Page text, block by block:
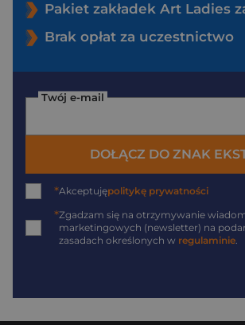
Pakiet zakładek Art Ladies
Brak opłat za uczestnictwo
Twój e-mail
DOŁĄCZ DO ZNAK
*Akceptujępolitykę prywatności
*Zgadzam się na otrzymywanie
marketingowych (newsletter) na
zasadach określonych w regulaminie.